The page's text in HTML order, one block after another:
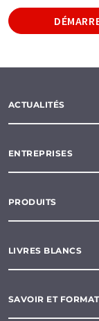
ACTUALITÉS
ENTREPRISES
PRODUITS
LIVRES BLANCS
SAVOIR ET